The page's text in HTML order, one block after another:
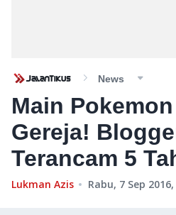
News
Main
Gereja!
Terancam 5
Lukman Azis Rabu, 7 Sep